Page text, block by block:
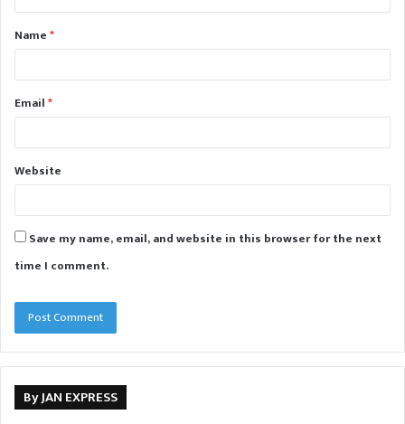
t
*Name*
Email*
Website
Save my name, email, and website in this browser for the next
time I comment.
By JAN EXPRESS